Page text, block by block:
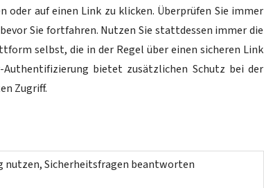
oder auf einen Link zu klicken. Überprüfen Sie immer
Sie fortfahren. Nutzen Sie stattdessen immer die
selbst, die in der Regel über einen sicheren Link
bietet zusätzlichen Schutz bei der
Zugriff.
Sicherheitsfragen beantworten